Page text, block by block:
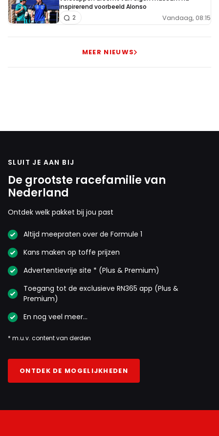
inspirerend voorbeeld Alonso
Vandaag, 08:15
2
MEER NIEUWS
SLUIT JE AAN BIJ
De grootste racefamilie van
Nederland
Ontdek welk pakket bij jou past
Altijd meepraten over de Formule 1
Kans maken op toffe prijzen
Advertentievrije site * (Plus & Premium)
Toegang tot de exclusieve RN365 app (Plus &
Premium)
En nog veel meer…
* m.u.v. content van derden
ONTDEK DE MOGELIJKHEDEN